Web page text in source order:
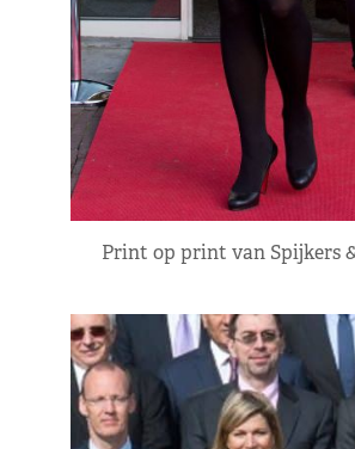
Print op print van Spijkers